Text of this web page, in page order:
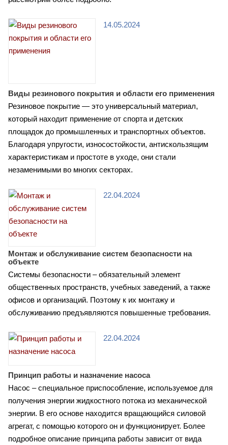
14.05.2024
Виды резинового покрытия и области его применения
Резиновое покрытие — это универсальный материал,
который находит применение от спорта и детских
площадок до промышленных и транспортных объектов.
Благодаря упругости, износостойкости, антискользящим
характеристикам и простоте в уходе, они стали
незаменимыми во многих секторах.
22.04.2024
Монтаж и обслуживание систем безопасности на
объекте
Системы безопасности – обязательный элемент
общественных пространств, учебных заведений, а также
офисов и организаций. Поэтому к их монтажу и
обслуживанию предъявляются повышенные требования.
22.04.2024
Принцип работы и назначение насоса
Насос – специальное приспособление, используемое для
получения энергии жидкостного потока из механической
энергии. В его основе находится вращающийся силовой
агрегат, с помощью которого он и функционирует. Более
подробное описание принципа работы зависит от вида